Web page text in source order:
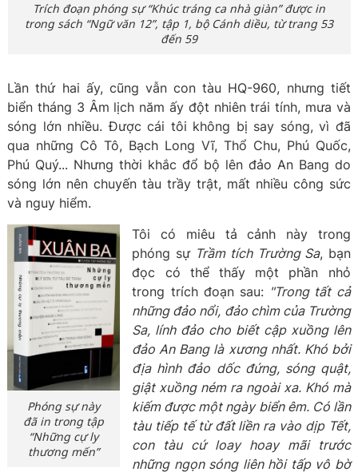
Trích đoạn phóng sự “Khúc tráng ca nhà giàn” được in
trong sách “Ngữ văn 12”, tập 1, bộ Cánh diều, từ trang 53
đến 59
Lần thứ hai ấy, cũng vẫn con tàu HQ-960, nhưng tiết
biển tháng 3 Âm lịch năm ấy đột nhiên trái tính, mưa và
sóng lớn nhiều. Được cái tôi không bị say sóng, vì đã
qua những Cô Tô, Bạch Long Vĩ, Thổ Chu, Phú Quốc,
Phú Quý... Nhưng thời khắc đổ bộ lên đảo An Bang do
sóng lớn nên chuyến tàu trầy trật, mất nhiều công sức
và nguy hiểm.
Phóng sự này
đã in trong tập
“Những cự ly
thương mến”
Tôi có miêu tả cảnh này trong
phóng sự Trầm tích Trường Sa, bạn
đọc có thể thấy một phần nhỏ
trong trích đoạn sau: "Trong tất cả
những đảo nổi, đảo chìm của Trường
Sa, lính đảo cho biết cập xuồng lên
đảo An Bang là xương nhất. Khó bởi
địa hình đảo dốc đứng, sóng quật,
giật xuồng ném ra ngoài xa. Khó mà
kiếm được một ngày biển êm. Có lần
tàu tiếp tế từ đất liền ra vào dịp Tết,
con tàu cứ loay hoay mãi trước
những ngọn sóng liên hồi tấp vô bờ